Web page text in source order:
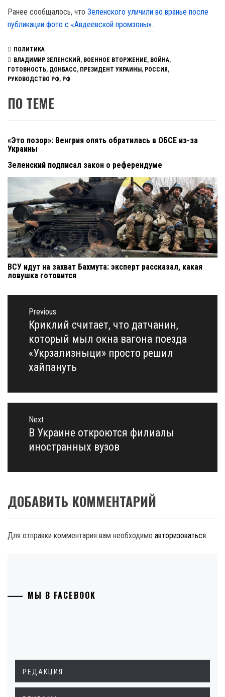
Ранее сообщалось, что Зеленского уличили во вранье после
публикации фото с «Авдеевской промзоны».
ПОЛИТИКА
ВЛАДИМИР ЗЕЛЕНСКИЙ , ВОЕННОЕ ВТОРЖЕНИЕ, ВОЙНА,
ГОТОВНОСТЬ, ДОНБАСС, ПРЕЗИДЕНТ УКРАИНЫ , РОССИЯ ,
РУКОВОДСТВО РФ, РФ
ПО ТЕМЕ
«Это позор»: Венгрия опять обратилась в ОБСЕ из-за
Украины
Зеленский подписал закон о референдуме
ВСУ идут на захват Бахмута: эксперт рассказал, какая
ловушка готовится
Навигация
записям
Previous
Previous
post:
Криклий считает, что датчанин,
который мыл окна вагона поезда
«Укрзализныци» просто решил
хайпануть
Next
Next
post:
В Украине откроются филиалы
иностранных вузов
ДОБАВИТЬ КОММЕНТАРИЙ
Для отправки комментария вам необходимо авторизоваться.
МЫ В FACEBOOK
РЕДАКЦИЯ